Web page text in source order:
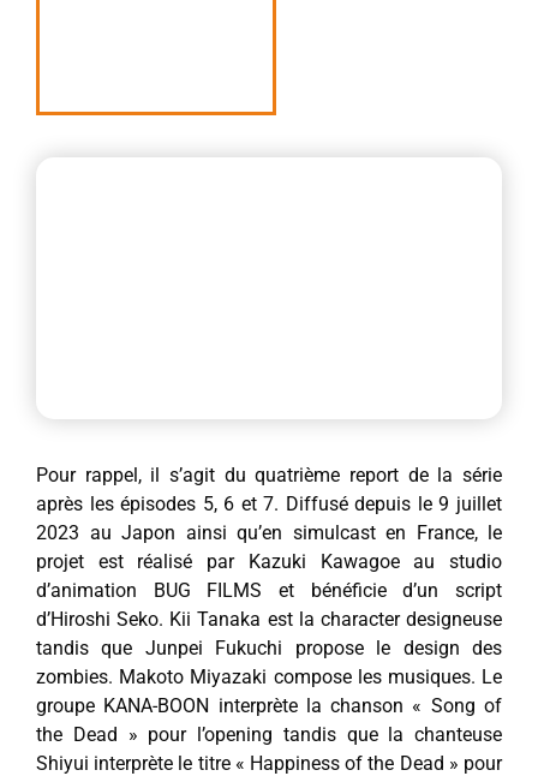
Pour rappel, il s’agit du quatrième report de la série
après les épisodes 5, 6 et 7. Diffusé depuis le 9 juillet
2023 au Japon ainsi qu’en simulcast en France, le
projet est réalisé par Kazuki Kawagoe au studio
d’animation BUG FILMS et bénéficie d’un script
d’Hiroshi Seko. Kii Tanaka est la character designeuse
tandis que Junpei Fukuchi propose le design des
zombies. Makoto Miyazaki compose les musiques. Le
groupe KANA-BOON interprète la chanson « Song of
the Dead » pour l’opening tandis que la chanteuse
Shiyui interprète le titre « Happiness of the Dead » pour